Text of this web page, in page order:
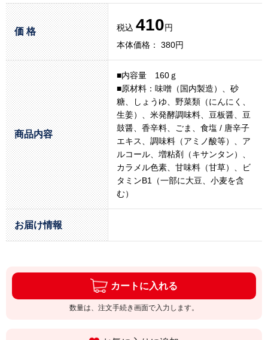
価 格 税込 410円
本体価格： 380円
商品内容
■内容量 160ｇ
■原材料：味噌（国内製造）、砂
糖、しょうゆ、野菜類（にんにく、
生姜）、米発酵調味料、豆板醤、豆
鼓醤、香辛料、ごま、食塩 / 唐辛子
エキス、調味料（アミノ酸等）、ア
ルコール、増粘剤（キサンタン）、
カラメル色素、甘味料（甘草）、ビ
タミンB1（一部に大豆、小麦を含
む）
お届け情報
カートに入れる
数量は、注文手続き画面で入力します。